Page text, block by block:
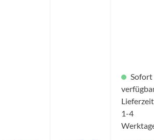
Sofort
1-4